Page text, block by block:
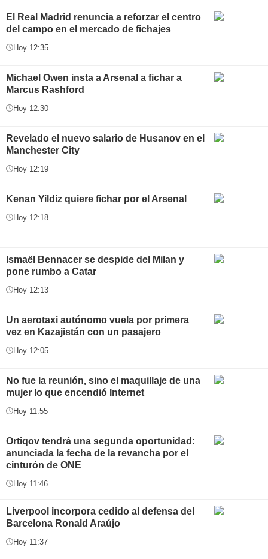
El Real Madrid renuncia a reforzar el centro
del campo en el mercado de fichajes
Hoy 12:35
Michael Owen insta a Arsenal a fichar a
Marcus Rashford
Hoy 12:30
Revelado el nuevo salario de Husanov en el
Manchester City
Hoy 12:19
Kenan Yildiz quiere fichar por el Arsenal
Hoy 12:18
Ismaël Bennacer se despide del Milan y
pone rumbo a Catar
Hoy 12:13
Un aerotaxi autónomo vuela por primera
vez en Kazajistán con un pasajero
Hoy 12:05
No fue la reunión, sino el maquillaje de una
mujer lo que encendió Internet
Hoy 11:55
Ortiqov tendrá una segunda oportunidad:
anunciada la fecha de la revancha por el
cinturón de ONE
Hoy 11:46
Liverpool incorpora cedido al defensa del
Barcelona Ronald Araújo
Hoy 11:37